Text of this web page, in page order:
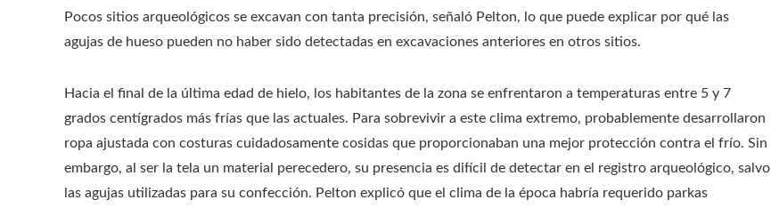
Pocos sitios arqueológicos se excavan con tanta precisión, señaló Pelton, lo que puede explicar por qué las
agujas de hueso pueden no haber sido detectadas en excavaciones anteriores en otros sitios.
Hacia el final de la última edad de hielo, los habitantes de la zona se enfrentaron a temperaturas entre 5 y 7
grados centígrados más frías que las actuales. Para sobrevivir a este clima extremo, probablemente desarrollaron
ropa ajustada con costuras cuidadosamente cosidas que proporcionaban una mejor protección contra el frío. Sin
embargo, al ser la tela un material perecedero, su presencia es difícil de detectar en el registro arqueológico, salvo
las agujas utilizadas para su confección. Pelton explicó que el clima de la época habría requerido parkas